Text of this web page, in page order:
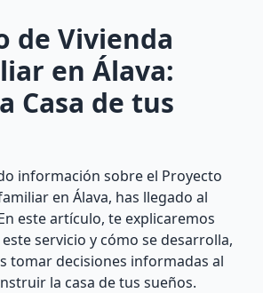
de Vivienda
en Álava:
Casa de tus
información sobre el Proyecto
en Álava, has llegado al
este artículo, te explicaremos
servicio y cómo se desarrolla,
tomar decisiones informadas al
la casa de tus sueños.